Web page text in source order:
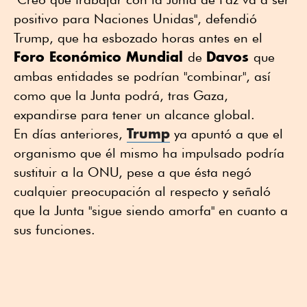
positivo para Naciones Unidas", defendió
Trump, que ha esbozado horas antes en el
Foro Económico Mundial de Davos que
ambas entidades se podrían "combinar", así
como que la Junta podrá, tras Gaza,
expandirse para tener un alcance global.
En días anteriores, Trump ya apuntó a que el
organismo que él mismo ha impulsado podría
sustituir a la ONU, pese a que ésta negó
cualquier preocupación al respecto y señaló
que la Junta "sigue siendo amorfa" en cuanto a
sus funciones.